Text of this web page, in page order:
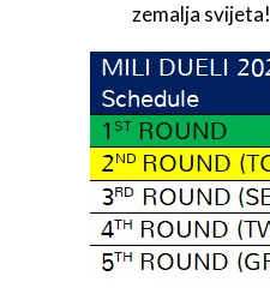
zemalja svijeta!